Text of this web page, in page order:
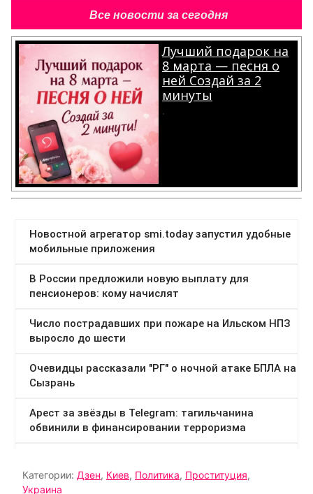
Все новости за сегодня
Лучший подарок на
8 марта — песня о
ней Создай за 2
минуты
.
Категории: Дзен, Киев, Политика, Проституция,
Украина